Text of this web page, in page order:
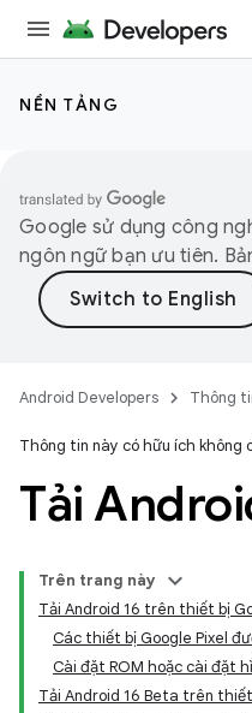
NỀN TẢNG
Google sử dụng công
ngôn ngữ bạn ưu tiên.
Android Developers Thông
Thông tin này có hữu ích không
Tải
Trên trang này
Tải Android 16 trên thiết bị
Các thiết bị Google Pixel
Cài đặt ROM hoặc cài đặt
Tải Android 16 Beta trên